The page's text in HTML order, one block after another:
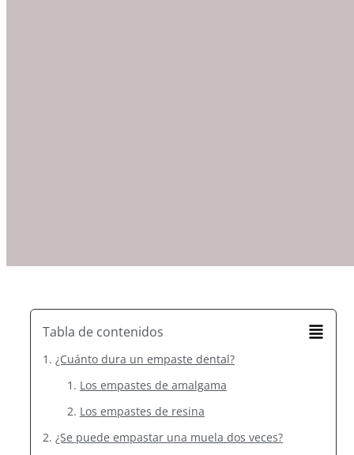
Tabla de contenidos
¿Cuánto dura un empaste dental?
Los empastes de amalgama
Los empastes de resina
¿Se puede empastar una muela dos veces?